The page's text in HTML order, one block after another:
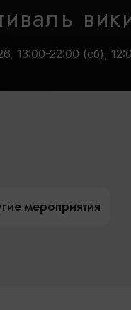
13:00-22:00 (сб),
мероприятия